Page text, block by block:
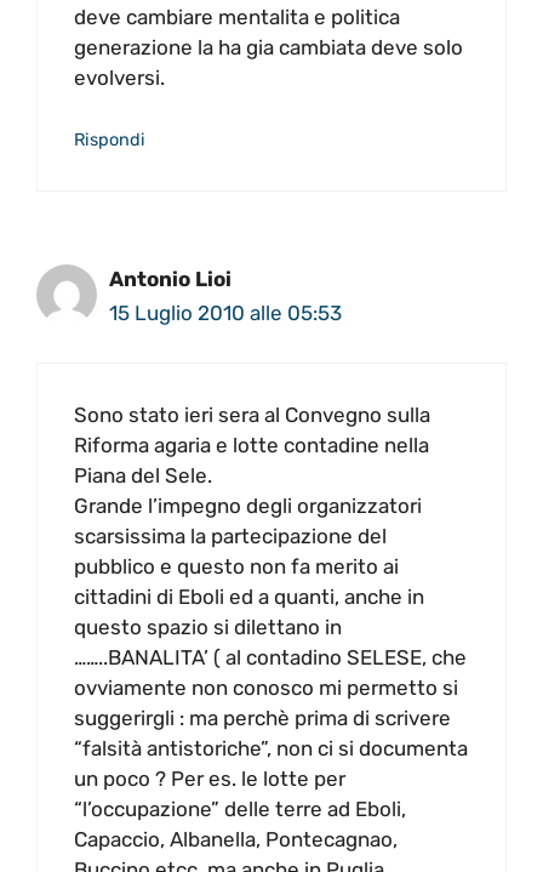
deve cambiare mentalita e politica
generazione la ha gia cambiata deve solo
evolversi.
Rispondi
Antonio Lioi
15 Luglio 2010 alle 05:53
Sono stato ieri sera al Convegno sulla
Riforma agaria e lotte contadine nella
Piana del Sele.
Grande l’impegno degli organizzatori
scarsissima la partecipazione del
pubblico e questo non fa merito ai
cittadini di Eboli ed a quanti, anche in
questo spazio si dilettano in
……..BANALITA’ ( al contadino SELESE, che
ovviamente non conosco mi permetto si
suggerirgli : ma perchè prima di scrivere
“falsità antistoriche”, non ci si documenta
un poco ? Per es. le lotte per
“l’occupazione” delle terre ad Eboli,
Capaccio, Albanella, Pontecagnao,